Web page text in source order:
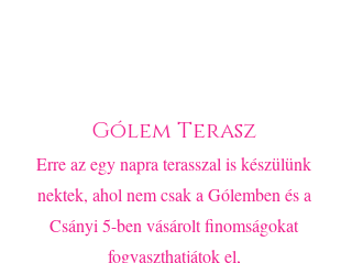
Gólem Terasz
Erre az egy napra terasszal is készülünk
nektek, ahol nem csak a Gólemben és a
Csányi 5-ben vásárolt finomságokat
fogyaszthatjátok el,